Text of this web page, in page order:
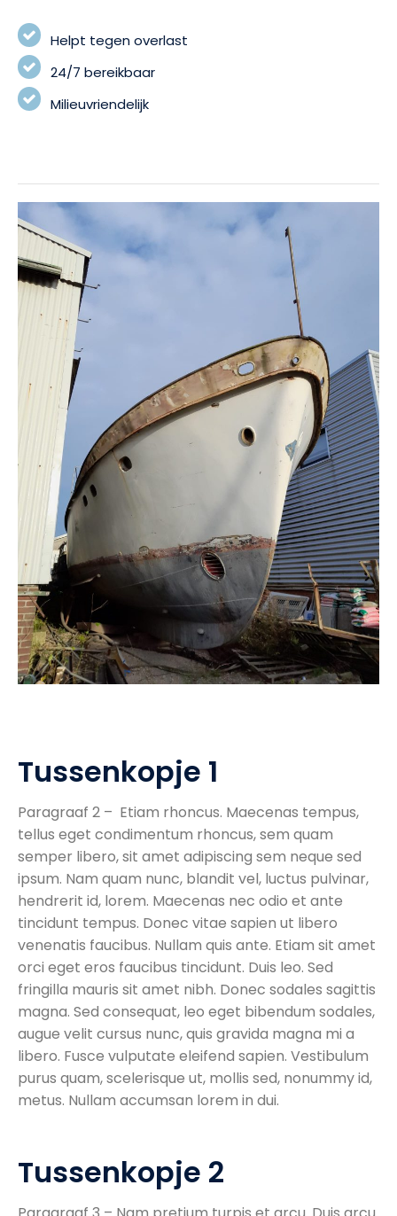
Helpt tegen overlast
24/7 bereikbaar
Milieuvriendelijk
Tussenkopje 1
Paragraaf 2 – Etiam rhoncus. Maecenas tempus,
tellus eget condimentum rhoncus,sem quam
semper libero, sit amet adipiscing sem neque sed
ipsum. Nam quam nunc, blandit vel, luctus pulvinar,
hendrerit id, lorem. Maecenas nec odio et ante
tincidunt tempus. Donec vitae sapien ut libero
venenatis faucibus. Nullam quis ante. Etiam sit amet
orci eget eros faucibus tincidunt. Duis leo. Sed
fringilla mauris sit amet nibh. Donec sodales sagittis
magna. Sed consequat, leo eget bibendum sodales,
augue velit cursus nunc,quis gravida magna mi a
libero. Fusce vulputate eleifend sapien. Vestibulum
purus quam,scelerisque ut, mollis sed, nonummyid,
metus. Nullam accumsan lorem in dui.
Tussenkopje 2